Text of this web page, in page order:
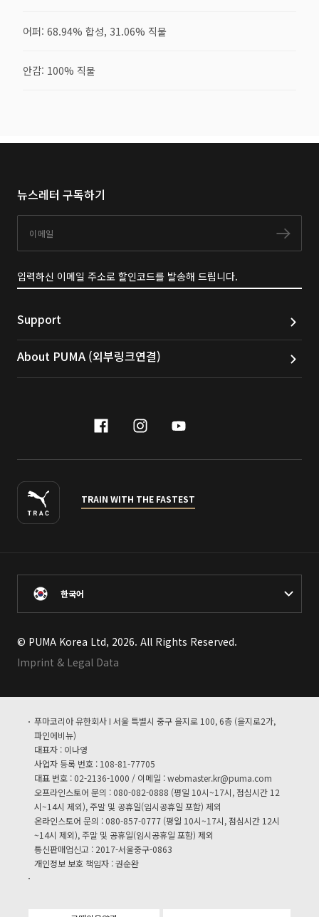
어퍼: 68.94% 합성, 31.06% 직물
안감: 100% 직물
뉴스레터 구독하기
구독
입력하신 이메일 주소로 할인코드를 발송해 드립니다.
Support
About PUMA (외부링크연결)
facebook
instagram
youtube
TRAIN WITH THE FASTEST
한국어
© PUMA Korea Ltd, 2026. All Rights Reserved.
Imprint & Legal Data
푸마코리아 유한회사 I 서울 특별시 중구 을지로 100, 6층 (을지로2가,
파인에비뉴)
대표자 : 이나영
사업자 등록 번호 : 108-81-77705
대표 번호 : 02-2136-1000 / 이메일 :webmaster.kr@puma.com
오프라인스토어 문의 : 080-082-0888 (평일 10시~17시, 점심시간 12
시~14시 제외), 주말 및 공휴일(임시공휴일 포함) 제외
온라인스토어 문의 : 080-857-0777 (평일 10시~17시, 점심시간 12시
~14시 제외), 주말 및 공휴일(임시공휴일 포함) 제외
통신판매업신고 : 2017-서울중구-0863
개인정보 보호 책임자 : 권순완